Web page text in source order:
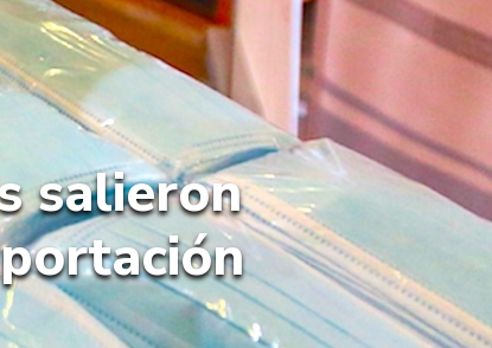
salieron